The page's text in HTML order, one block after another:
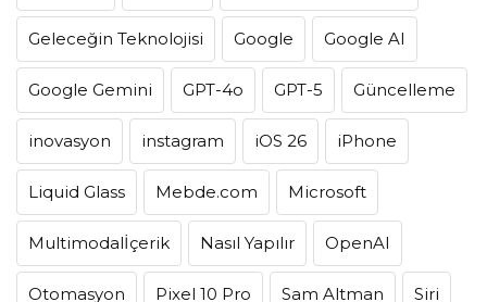
Geleceğin Teknolojisi Google Google AI
Google Gemini GPT-4o GPT-5 Güncelleme
inovasyon instagram iOS 26 iPhone
Liquid Glass Mebde.com Microsoft
Multimodalİçerik Nasıl Yapılır OpenAI
Otomasyon Pixel 10 Pro Sam Altman Siri